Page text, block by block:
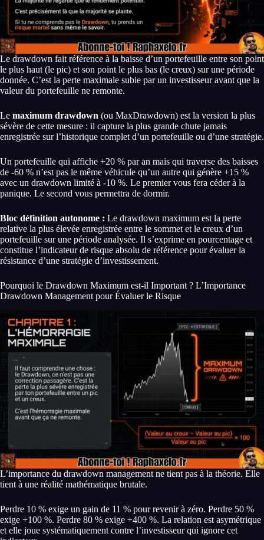
Le drawdown fait référence à la baisse d’un portefeuille entre son point
le plus haut (le pic) et son point le plus bas (le creux) sur une période
donnée. C’est la perte maximale subie par un investisseur avant que la
valeur du portefeuille ne remonte.
Le maximum drawdown (ou MaxDrawdown) est la version la plus
sévère de cette mesure : il capture la plus grande chute jamais
enregistrée sur l’historique complet d’un portefeuille ou d’une stratégie.
Un portefeuille qui affiche +20 % par an mais qui traverse des baisses
de -60 % n’est pas le même véhicule qu’un autre qui génère +15 %
avec un drawdown limité à -10 %. Le premier vous fera céder à la
panique. Le second vous permettra de dormir.
Bloc définition autonome : Le drawdown maximum est la perte
relative la plus élevée enregistrée entre le sommet et le creux d’un
portefeuille sur une période analysée. Il s’exprime en pourcentage et
constitue l’indicateur de risque absolu de référence pour évaluer la
résistance d’une stratégie d’investissement.
Pourquoi le Drawdown Maximum est-il Important ? L’Importance
Drawdown Management pour Évaluer le Risque
L’importance du drawdown management ne tient pas à la théorie. Elle
tient à une réalité mathématique brutale.
Perdre 10 % exige un gain de 11 % pour revenir à zéro. Perdre 50 %
exige +100 %. Perdre 80 % exige +400 %. La relation est asymétrique
et elle joue systématiquement contre l’investisseur qui ignore cet